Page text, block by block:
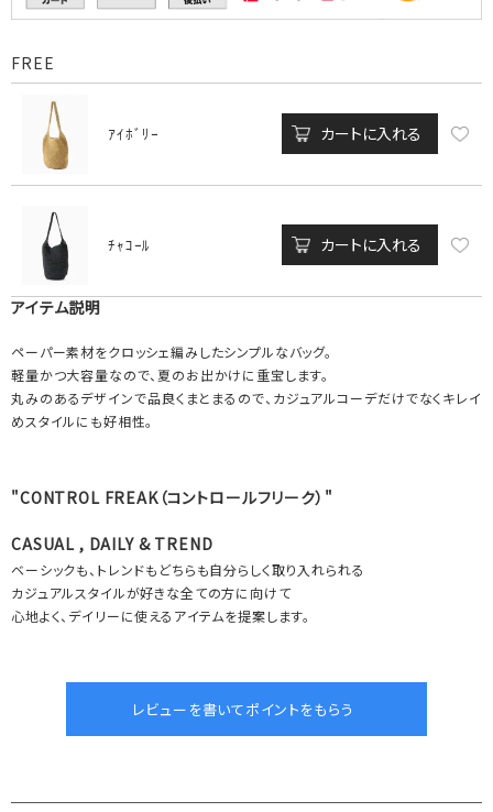
FREE
ｱｲﾎﾞﾘｰ カートに入れる
ﾁｬｺｰﾙ カートに入れる
アイテム説明
ペーパー素材をクロッシェ編みしたシンプルなバッグ。
軽量かつ大容量なので、夏のお出かけに重宝します。
丸みのあるデザインで品良くまとまるので、カジュアルコーデだけでなくキレイ
めスタイルにも好相性。
"CONTROL FREAK（コントロールフリーク）"
CASUAL , DAILY & TREND
ベーシックも、トレンドもどちらも自分らしく取り入れられる
カジュアルスタイルが好きな全ての方に向けて
心地よく、デイリーに使えるアイテムを提案します。